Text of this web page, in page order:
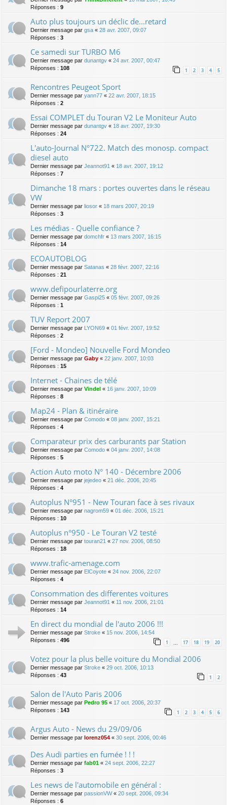
Réponses : 9
Auto plus toujours un déclic de...retard
Dernier message par gsa « 28 avr. 2007, 09:07
Réponses : 3
Ce samedi sur TURBO M6
Dernier message par dunantgv « 24 avr. 2007, 00:47
Réponses : 108 1 2 3 4 5
Rencontres Peugeot Sport
Dernier message par yann77 « 22 avr. 2007, 18:15
Réponses : 2
Essai COMPLET du Touran V2 Le Moniteur Auto
Dernier message par dunantgv « 18 avr. 2007, 19:30
Réponses : 24
L'auto-Journal N°722. Match des monosp. compact
diesel auto
Dernier message par Jeannot91 « 18 avr. 2007, 19:12
Réponses : 7
Dimanche 18 mars : portes ouvertes dans le réseau
VW
Dernier message par liosor « 18 mars 2007, 20:19
Réponses : 3
Les médias - Quelle confiance ?
Dernier message par domchfr « 13 mars 2007, 16:15
Réponses : 14
ECOAUTOBLOG
Dernier message par Satanas « 28 févr. 2007, 22:16
Réponses : 21
www.defipourlaterre.org
Dernier message par Gaspi25 « 05 févr. 2007, 09:26
Réponses : 1
TUV Report 2007
Dernier message par LYON69 « 01 févr. 2007, 19:52
Réponses : 2
[Ford - Mondeo] Nouvelle Ford Mondeo
Dernier message par Gaby « 22 janv. 2007, 10:03
Réponses : 15
Internet - Chaines de télé
Dernier message par Vindel « 16 janv. 2007, 10:09
Réponses : 8
Map24 - Plan & itinéraire
Dernier message par Comodo « 08 janv. 2007, 15:21
Réponses : 4
Comparateur prix des carburants par Station
Dernier message par Comodo « 04 janv. 2007, 14:08
Réponses : 5
Action Auto moto N° 140 - Décembre 2006
Dernier message par jejedeo « 21 déc. 2006, 20:45
Réponses : 4
Autoplus N°951 - New Touran face à ses rivaux
Dernier message par nagrom59 « 01 déc. 2006, 15:21
Réponses : 10
Autoplus n°950 - Le Touran V2 testé
Dernier message par touran21 « 27 nov. 2006, 08:50
Réponses : 18
www.trafic-amenage.com
Dernier message par ElCoyote « 24 nov. 2006, 22:07
Réponses : 4
Consommation des differentes voitures
Dernier message par Jeannot91 « 11 nov. 2006, 21:01
Réponses : 14
En direct du mondial de l'auto 2006 !!!
Dernier message par Stroke « 15 nov. 2006, 14:54
Réponses : 496 1 … 17 18 19 20
Votez pour la plus belle voiture du Mondial 2006
Dernier message par Stroke « 29 oct. 2006, 10:13
Réponses : 43 1 2
Salon de l'Auto Paris 2006
Dernier message par Pedro 95 « 17 oct. 2006, 20:37
Réponses : 143 1 2 3 4 5 6
Argus Auto - News du 29/09/06
Dernier message par lorenz054 « 30 sept. 2006, 00:46
Des Audi parties en fumée ! ! !
Dernier message par fab01 « 24 sept. 2006, 22:27
Réponses : 3
Les news de l'automobile en général :
Dernier message par passionVW« 20 sept. 2006, 09:34
Réponses : 6